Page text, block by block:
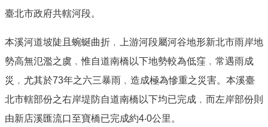
臺北市政府共轄河段。
本溪河道坡陡且蜿蜒曲折﹐上游河段屬河谷地形新北市雨岸地
勢高無氾濫之虞﹐惟自道南橋以下地勢較為低窪﹐常遇雨成
災﹐尤其於73年之六三暴雨﹐造成極為慘重之災害。本溪臺
北市轄部份之右岸堤防自道南橋以下均已完成﹐而左岸部份則
由新店溪匯流口至寶橋已完成約4‧0公里。